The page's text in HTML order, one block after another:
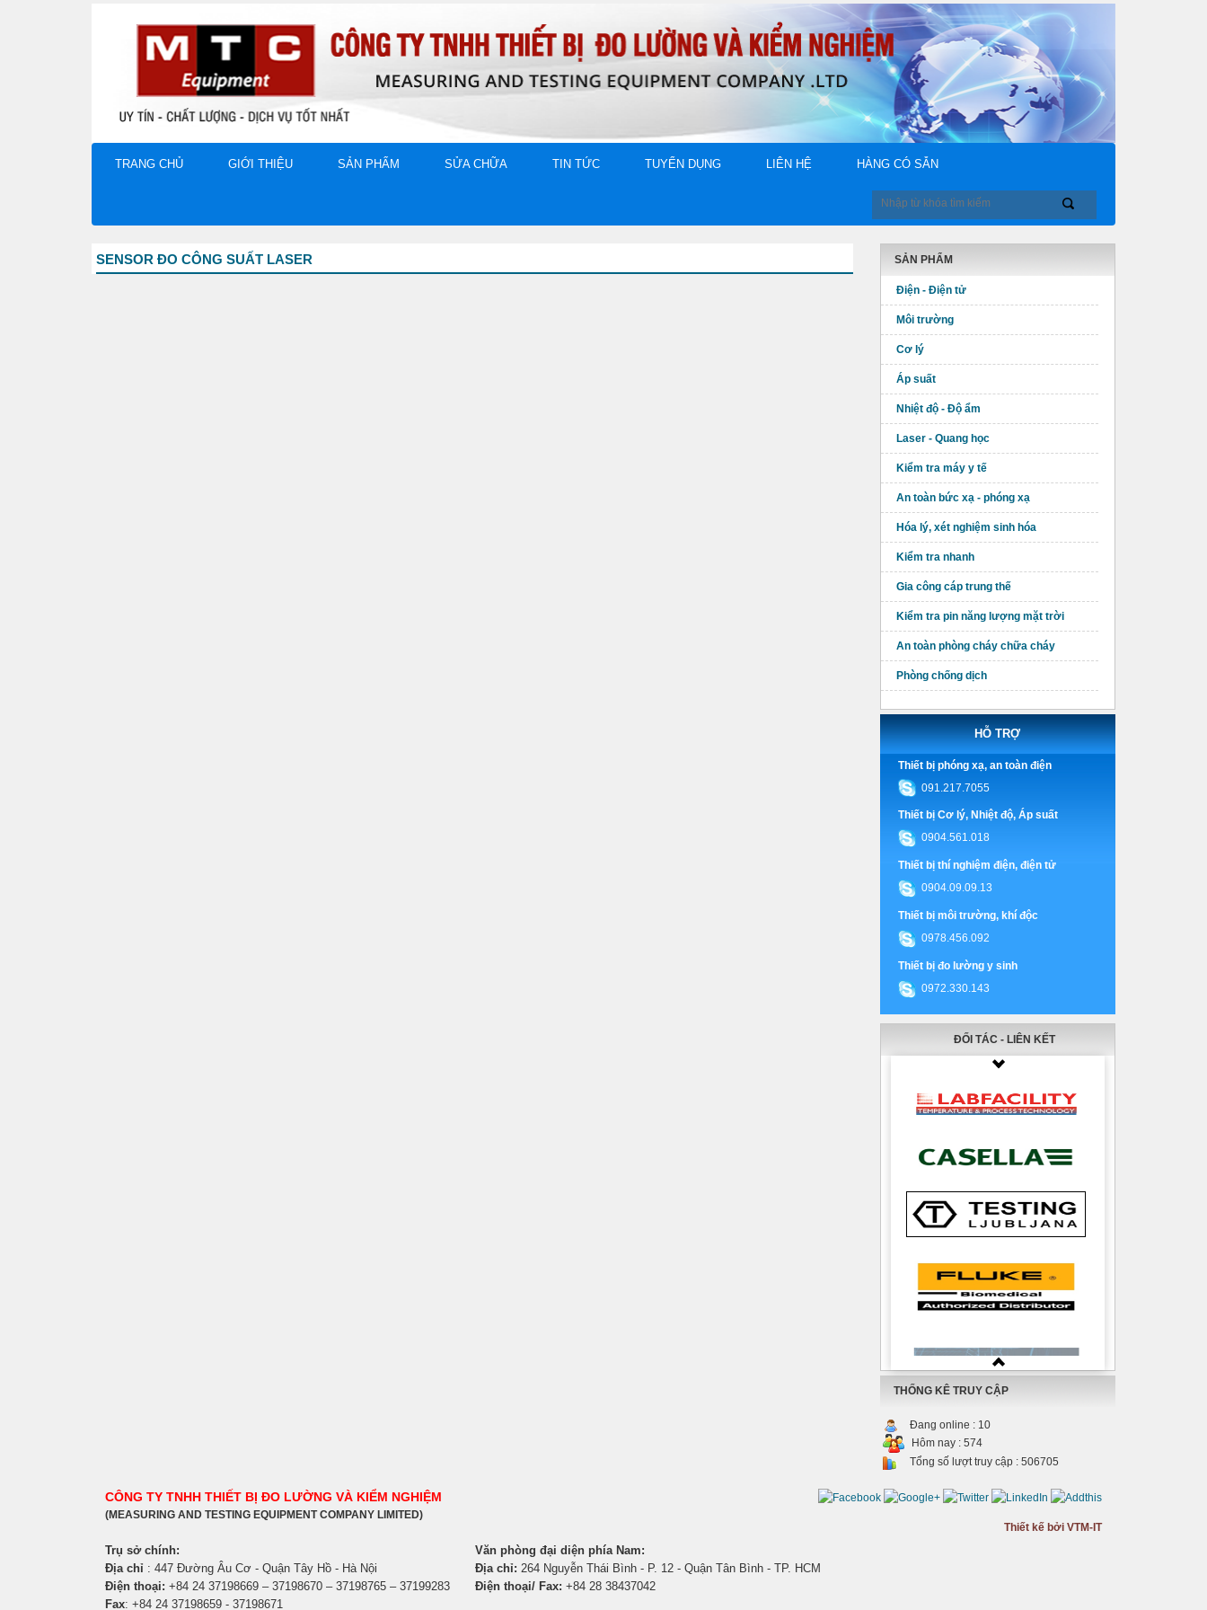
TRANG CHỦ GIỚI THIỆU SẢN PHẨM SỬA CHỮA TIN TỨC TUYỂN DỤNG LIÊN HỆ HÀNG CÓ SẴN
SENSOR ĐO CÔNG SUẤT LASER SẢN PHẨM
Điện - Điện tử
Môi trường
Cơ lý
Áp suất
Nhiệt độ - Độ ẩm
Laser - Quang học
Kiểm tra máy y tế
An toàn bức xạ - phóng xạ
Hóa lý, xét nghiệm sinh hóa
Kiểm tra nhanh
Gia công cáp trung thế
Kiểm tra pin năng lượng mặt trời
An toàn phòng cháy chữa cháy
Phòng chống dịch
HỖ TRỢ
Thiết bị phóng xạ, an toàn điện
091.217.7055
Thiết bị Cơ lý, Nhiệt độ, Áp suất
0904.561.018
Thiết bị thí nghiệm điện, điện tử
0904.09.09.13
Thiết bị môi trường, khí độc
0978.456.092
Thiết bị đo lường y sinh
0972.330.143
ĐỐI TÁC - LIÊN KẾT
THỐNG KÊ TRUY CẬP
Đang online : 10
Hôm nay : 574
Tổng số lượt truy cập : 506705
CÔNG TY TNHH THIẾT BỊ ĐO LƯỜNG VÀ KIỂM NGHIỆM
(MEASURING AND TESTING EQUIPMENT COMPANY LIMITED)
Trụ sở chính:
Địa chỉ : 447 Đường Âu Cơ - Quận Tây Hồ - Hà Nội
Điện thoại: +84 24 37198669 – 37198670 – 37198765 – 37199283
Fax: +84 24 37198659 - 37198671
Văn phòng đại diện phía Nam:
Địa chỉ: 264 Nguyễn Thái Bình - P. 12 - Quận Tân Bình - TP. HCM
Điện thoại/ Fax: +84 28 38437042
Thiết kế bởi VTM-IT